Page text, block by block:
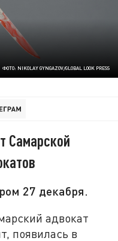
ФОТО: NIKOLAY GYNGAZOV/GLOBAL LOOK PRESS
Самарской
27 декабря.
адвокат
появилась в